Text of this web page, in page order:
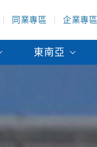
同業專區 企業專區
東南亞